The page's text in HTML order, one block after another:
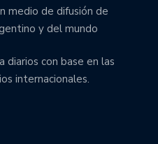
medio de difusión de
y del mundo
diarios con base en las
internacionales.